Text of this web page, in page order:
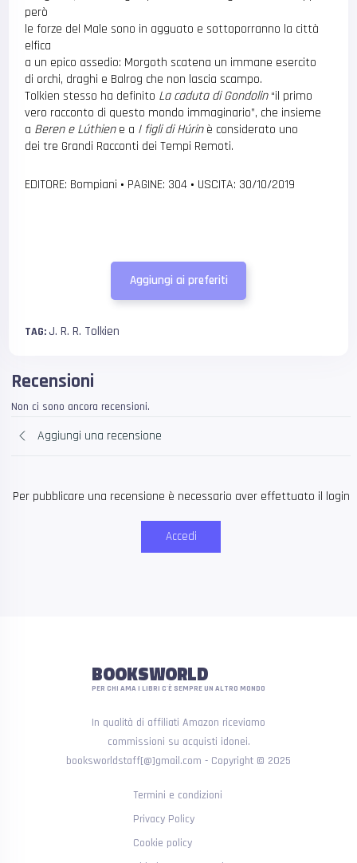
però
le forze del Male sono in agguato e sottoporranno la città
elfica
a un epico assedio: Morgoth scatena un immane esercito
di orchi, draghi e Balrog che non lascia scampo.
Tolkien stesso ha definito La caduta di Gondolin“il primo
vero racconto di questo mondo immaginario”, che insieme
a Beren e Lúthiene a I figli di Húrinè considerato uno
dei tre Grandi Racconti dei Tempi Remoti.
EDITORE: Bompiani • PAGINE: 304 • USCITA: 30/10/2019
Aggiungi ai preferiti
TAG: J. R. R. Tolkien
Recensioni
Non ci sono ancora recensioni.
Aggiungi una recensione
Per pubblicare una recensione è necessario aver effettuato il login
Accedi
BOOKSWORLD
PER CHI AMA I LIBRI C'È SEMPRE UN ALTRO MONDO
In qualità di affiliati Amazon riceviamo
commissioni su acquisti idonei.
booksworldstaff[@]gmail.com - Copyright © 2025
Termini e condizioni
Privacy Policy
Cookie policy